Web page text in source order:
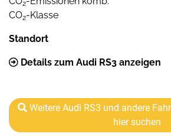
2
CO2-Klasse
Standort
Details zum Audi RS3 anzeigen
Weitere Audi RS3 und andere
hier suchen